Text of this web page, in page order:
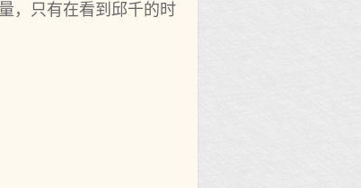
，只有在看到邱千的时